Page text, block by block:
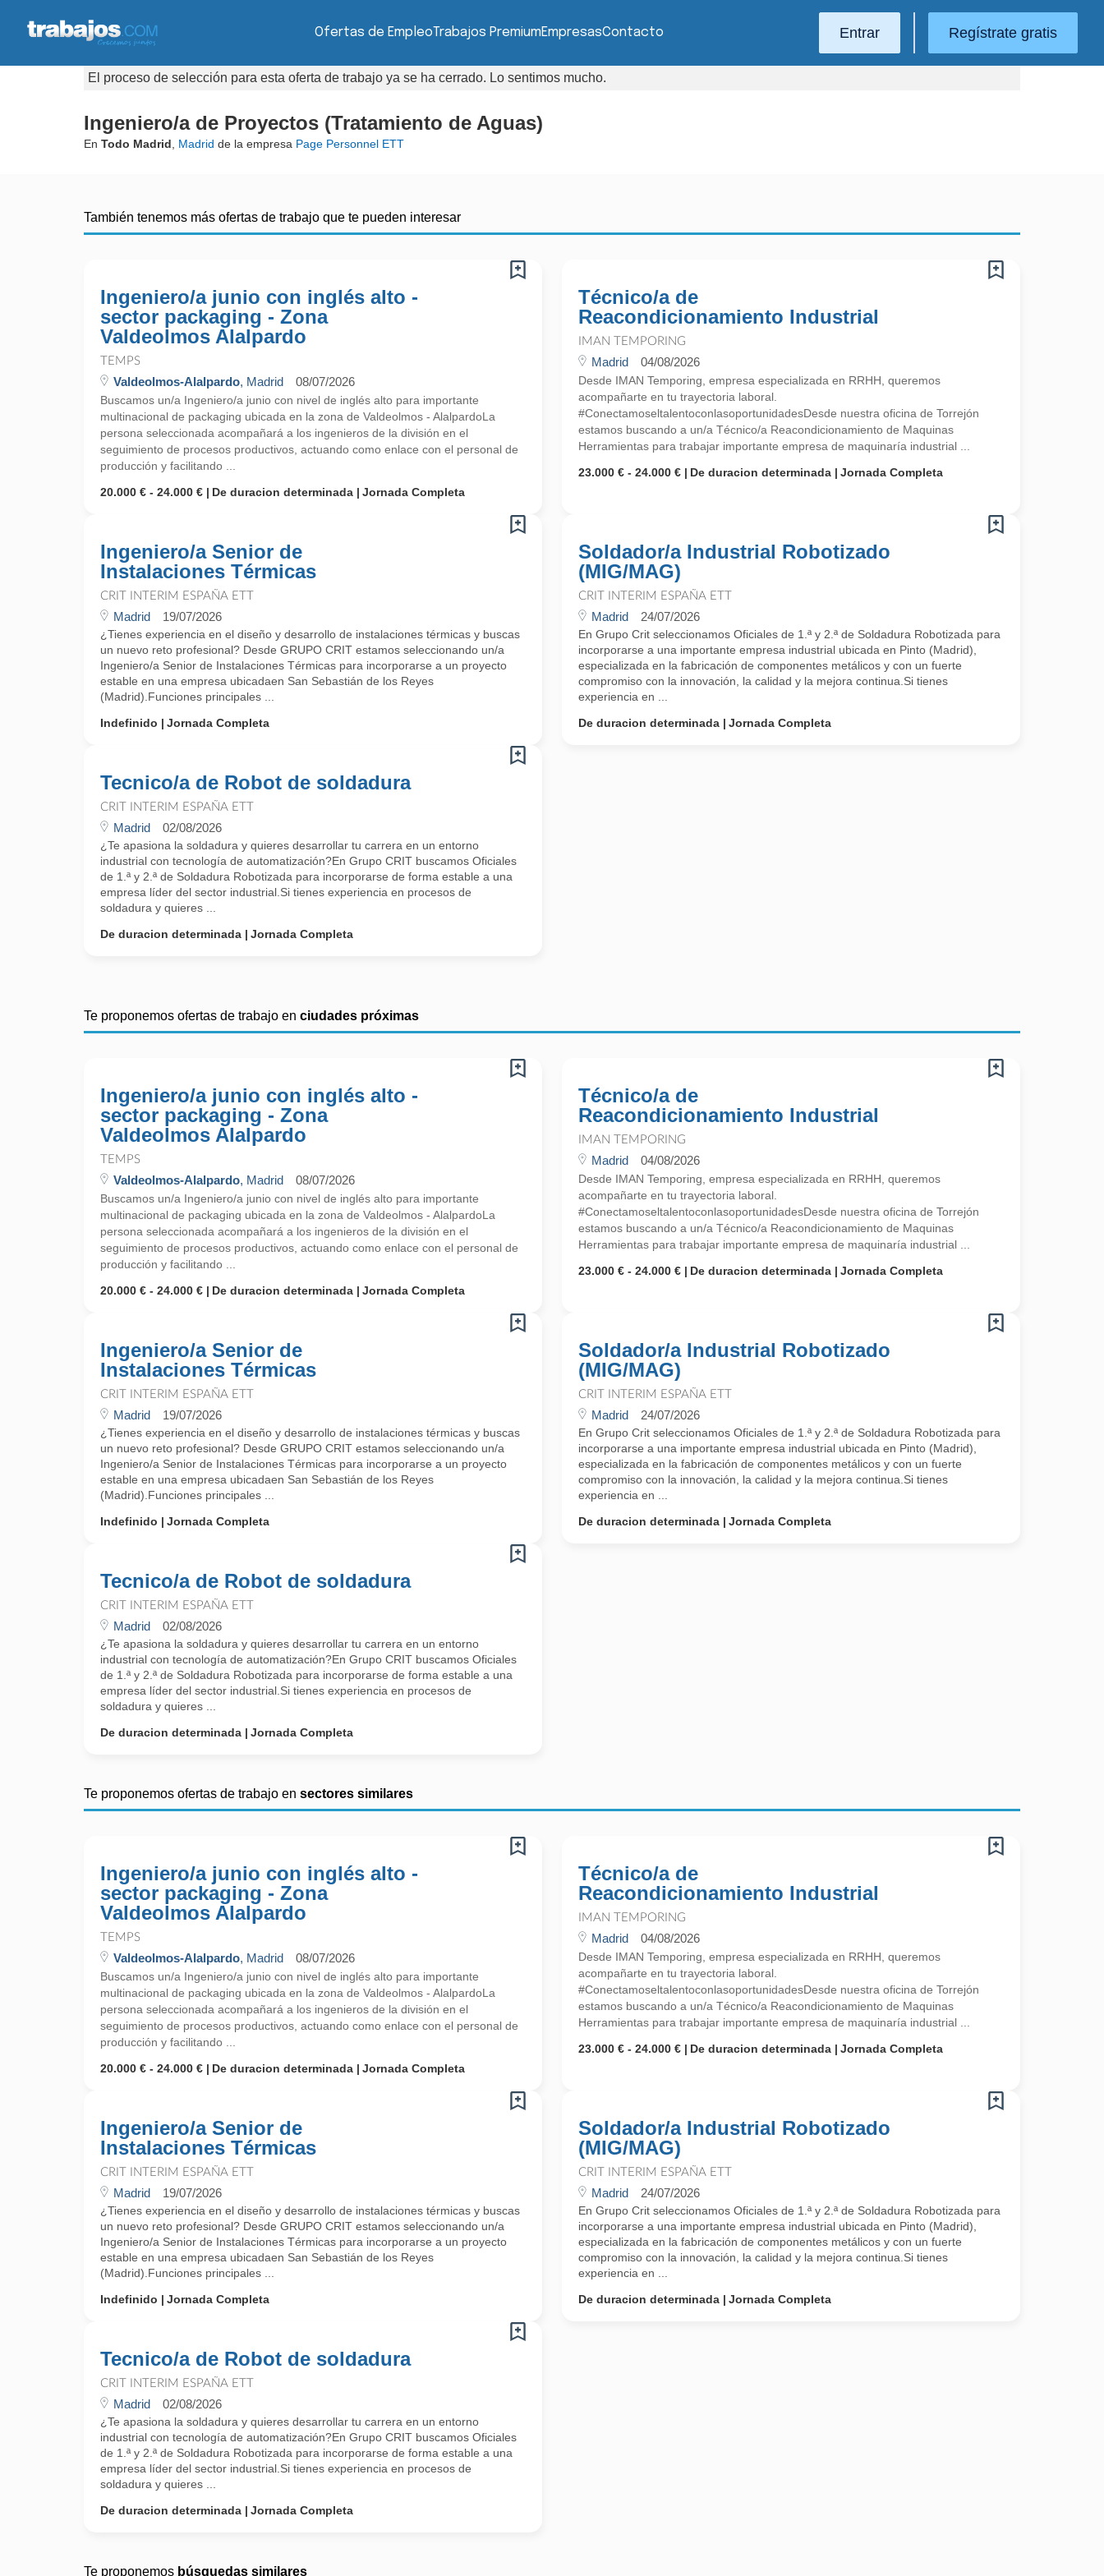
Ofertas de EmpleoTrabajos PremiumEmpresasContacto Entrar Regístrate gratis
El proceso de selección para esta oferta de trabajo ya se ha cerrado. Lo sentimos mucho.
Ingeniero/a de Proyectos (Tratamiento de Aguas)
En Todo Madrid Madrid de la empresa Page Personnel ETT
También tenemos más ofertas de trabajo que te pueden interesar
Ingeniero/a junio con inglés alto -
sector packaging - Zona
Valdeolmos Alalpardo
TEMPS
Valdeolmos-Alalpardo, Madrid 08/07/2026
Buscamos un/a Ingeniero/a junio con nivel de inglés alto para importante
multinacional de packaging ubicada en la zona de Valdeolmos - AlalpardoLa
persona seleccionada acompañará a los ingenieros de la división en el
seguimiento de procesos productivos, actuando como enlace con el personal de
producción y facilitando ...
20.000 € - 24.000 €
De duracion determinada Jornada Completa
Técnico/a de
Reacondicionamiento Industrial
IMAN TEMPORING
Madrid 04/08/2026
Desde IMAN Temporing, empresa especializada en RRHH, queremos
acompañarte en tu trayectoria laboral.
#ConectamoseltalentoconlasoportunidadesDesde nuestra oficina de Torrejón
estamos buscando a un/a Técnico/a Reacondicionamiento de Maquinas
Herramientas para trabajar importante empresa de maquinaría industrial ...
23.000 € - 24.000 €
De duracion determinada Jornada Completa
Ingeniero/a Senior de
Instalaciones Térmicas
CRIT INTERIM ESPAÑA ETT
Madrid 19/07/2026
¿Tienes experiencia en el diseño y desarrollo de instalaciones térmicas y buscas
un nuevo reto profesional? Desde GRUPO CRIT estamos seleccionando un/a
Ingeniero/a Senior de Instalaciones Térmicas para incorporarse a un proyecto
estable en una empresa ubicadaen San Sebastián de los Reyes
(Madrid).Funciones principales ...
Indefinido
Jornada Completa
Soldador/a Industrial Robotizado
(MIG/MAG)
CRIT INTERIM ESPAÑA ETT
Madrid 24/07/2026
En Grupo Crit seleccionamos Oficiales de 1.ª y 2.ª de Soldadura Robotizada para
incorporarse a una importante empresa industrial ubicada en Pinto (Madrid),
especializada en la fabricación de componentes metálicos y con un fuerte
compromiso con la innovación, la calidad y la mejora continua.Si tienes
experiencia en ...
De duracion determinada
Jornada Completa
Tecnico/a de Robot de soldadura
CRIT INTERIM ESPAÑA ETT
Madrid 02/08/2026
¿Te apasiona la soldadura y quieres desarrollar tu carrera en un entorno
industrial con tecnología de automatización?En Grupo CRIT buscamos Oficiales
de 1.ª y 2.ª de Soldadura Robotizada para incorporarse de forma estable a una
empresa líder del sector industrial.Si tienes experiencia en procesos de
soldadura y quieres ...
De duracion determinada
Jornada Completa
Te proponemos ofertas de trabajo en ciudades próximas
Ingeniero/a junio con inglés alto -
sector packaging - Zona
Valdeolmos Alalpardo
TEMPS
Valdeolmos-Alalpardo, Madrid 08/07/2026
Buscamos un/a Ingeniero/a junio con nivel de inglés alto para importante
multinacional de packaging ubicada en la zona de Valdeolmos - AlalpardoLa
persona seleccionada acompañará a los ingenieros de la división en el
seguimiento de procesos productivos, actuando como enlace con el personal de
producción y facilitando ...
20.000 € - 24.000 €
De duracion determinada Jornada Completa
Técnico/a de
Reacondicionamiento Industrial
IMAN TEMPORING
Madrid 04/08/2026
Desde IMAN Temporing, empresa especializada en RRHH, queremos
acompañarte en tu trayectoria laboral.
#ConectamoseltalentoconlasoportunidadesDesde nuestra oficina de Torrejón
estamos buscando a un/a Técnico/a Reacondicionamiento de Maquinas
Herramientas para trabajar importante empresa de maquinaría industrial ...
23.000 € - 24.000 €
De duracion determinada Jornada Completa
Ingeniero/a Senior de
Instalaciones Térmicas
CRIT INTERIM ESPAÑA ETT
Madrid 19/07/2026
¿Tienes experiencia en el diseño y desarrollo de instalaciones térmicas y buscas
un nuevo reto profesional? Desde GRUPO CRIT estamos seleccionando un/a
Ingeniero/a Senior de Instalaciones Térmicas para incorporarse a un proyecto
estable en una empresa ubicadaen San Sebastián de los Reyes
(Madrid).Funciones principales ...
Indefinido
Jornada Completa
Soldador/a Industrial Robotizado
(MIG/MAG)
CRIT INTERIM ESPAÑA ETT
Madrid 24/07/2026
En Grupo Crit seleccionamos Oficiales de 1.ª y 2.ª de Soldadura Robotizada para
incorporarse a una importante empresa industrial ubicada en Pinto (Madrid),
especializada en la fabricación de componentes metálicos y con un fuerte
compromiso con la innovación, la calidad y la mejora continua.Si tienes
experiencia en ...
De duracion determinada
Jornada Completa
Tecnico/a de Robot de soldadura
CRIT INTERIM ESPAÑA ETT
Madrid 02/08/2026
¿Te apasiona la soldadura y quieres desarrollar tu carrera en un entorno
industrial con tecnología de automatización?En Grupo CRIT buscamos Oficiales
de 1.ª y 2.ª de Soldadura Robotizada para incorporarse de forma estable a una
empresa líder del sector industrial.Si tienes experiencia en procesos de
soldadura y quieres ...
De duracion determinada
Jornada Completa
Te proponemos ofertas de trabajo en sectores similares
Ingeniero/a junio con inglés alto -
sector packaging - Zona
Valdeolmos Alalpardo
TEMPS
Valdeolmos-Alalpardo, Madrid 08/07/2026
Buscamos un/a Ingeniero/a junio con nivel de inglés alto para importante
multinacional de packaging ubicada en la zona de Valdeolmos - AlalpardoLa
persona seleccionada acompañará a los ingenieros de la división en el
seguimiento de procesos productivos, actuando como enlace con el personal de
producción y facilitando ...
20.000 € - 24.000 €
De duracion determinada Jornada Completa
Técnico/a de
Reacondicionamiento Industrial
IMAN TEMPORING
Madrid 04/08/2026
Desde IMAN Temporing, empresa especializada en RRHH, queremos
acompañarte en tu trayectoria laboral.
#ConectamoseltalentoconlasoportunidadesDesde nuestra oficina de Torrejón
estamos buscando a un/a Técnico/a Reacondicionamiento de Maquinas
Herramientas para trabajar importante empresa de maquinaría industrial ...
23.000 € - 24.000 €
De duracion determinada Jornada Completa
Ingeniero/a Senior de
Instalaciones Térmicas
CRIT INTERIM ESPAÑA ETT
Madrid 19/07/2026
¿Tienes experiencia en el diseño y desarrollo de instalaciones térmicas y buscas
un nuevo reto profesional? Desde GRUPO CRIT estamos seleccionando un/a
Ingeniero/a Senior de Instalaciones Térmicas para incorporarse a un proyecto
estable en una empresa ubicadaen San Sebastián de los Reyes
(Madrid).Funciones principales ...
Indefinido
Jornada Completa
Soldador/a Industrial Robotizado
(MIG/MAG)
CRIT INTERIM ESPAÑA ETT
Madrid 24/07/2026
En Grupo Crit seleccionamos Oficiales de 1.ª y 2.ª de Soldadura Robotizada para
incorporarse a una importante empresa industrial ubicada en Pinto (Madrid),
especializada en la fabricación de componentes metálicos y con un fuerte
compromiso con la innovación, la calidad y la mejora continua.Si tienes
experiencia en ...
De duracion determinada
Jornada Completa
Tecnico/a de Robot de soldadura
CRIT INTERIM ESPAÑA ETT
Madrid 02/08/2026
¿Te apasiona la soldadura y quieres desarrollar tu carrera en un entorno
industrial con tecnología de automatización?En Grupo CRIT buscamos Oficiales
de 1.ª y 2.ª de Soldadura Robotizada para incorporarse de forma estable a una
empresa líder del sector industrial.Si tienes experiencia en procesos de
soldadura y quieres ...
De duracion determinada
Jornada Completa
Te proponemos búsquedas similares